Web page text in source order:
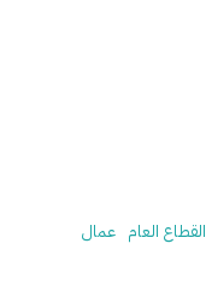
القطاع العام عمال